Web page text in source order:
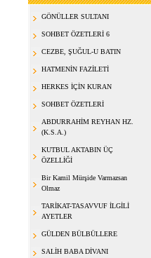
GÖNÜLLER SULTANI
SOHBET ÖZETLERİ 6
CEZBE, ŞUĞUL-U BATIN
HATMENİN FAZİLETİ
HERKES İÇİN KURAN
SOHBET ÖZETLERİ
ABDURRAHİM REYHAN HZ.
(K.S.A.)
KUTBUL AKTABIN ÜÇ
ÖZELLİĞİ
Bir Kamil Mürşide Varmazsan
Olmaz
TARİKAT-TASAVVUF İLGİLİ
AYETLER
GÜLDEN BÜLBÜLLERE
SALİH BABA DİVANI